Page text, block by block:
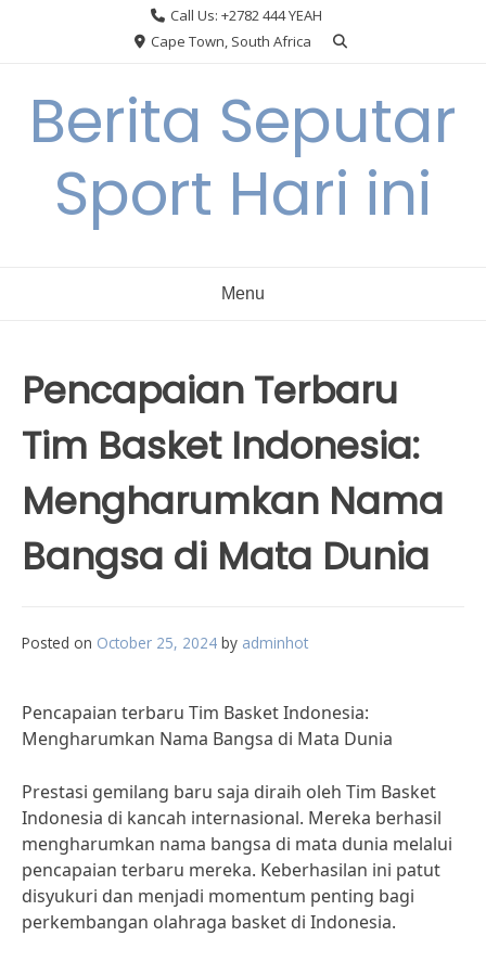
Call Us: +2782 444 YEAH
Cape Town, South Africa
Berita Seputar
Sport Hari ini
Menu
Pencapaian Terbaru
Tim Basket Indonesia:
Mengharumkan Nama
Bangsa di Mata Dunia
Posted on October 25, 2024 by adminhot
Pencapaian terbaru Tim Basket Indonesia:
Mengharumkan Nama Bangsa di Mata Dunia
Prestasi gemilang baru saja diraih oleh Tim Basket
Indonesia di kancah internasional. Mereka berhasil
mengharumkan nama bangsa di mata dunia melalui
pencapaian terbaru mereka. Keberhasilan ini patut
disyukuri dan menjadi momentum penting bagi
perkembangan olahraga basket di Indonesia.